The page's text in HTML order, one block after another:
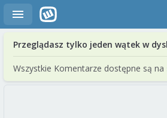
Przeglądasz tylko jeden wątek w
Wszystkie Komentarze dostępne są na